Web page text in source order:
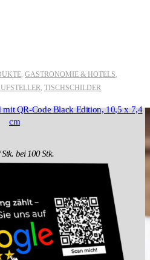
, GASTRONOMIE & HOTELS,
, TISCHSCHILDER
mit QR-Code Black Edition, 10,5 x 7,4
cm
bei 100 Stk.